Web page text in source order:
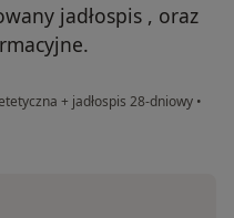
jadłospis , oraz
+ jadłospis 28-dniowy •